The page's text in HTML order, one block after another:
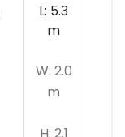
L: 5.3
m
W: 2.0
m
H: 2.1